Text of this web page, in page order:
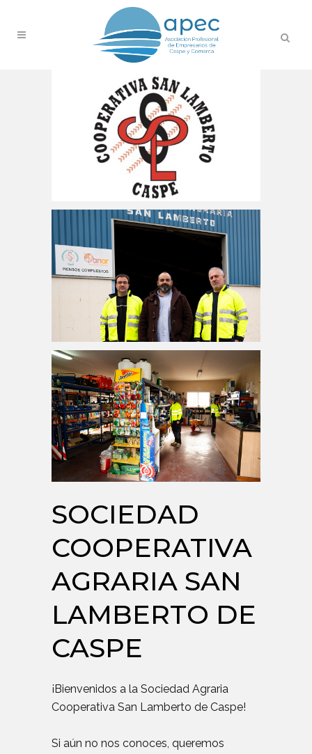
SOCIEDAD
COOPERATIVA
AGRARIA SAN
LAMBERTO DE
CASPE
¡Bienvenidos a la Sociedad Agraria
Cooperativa San Lamberto de Caspe!
Si aún no nos conoces, queremos